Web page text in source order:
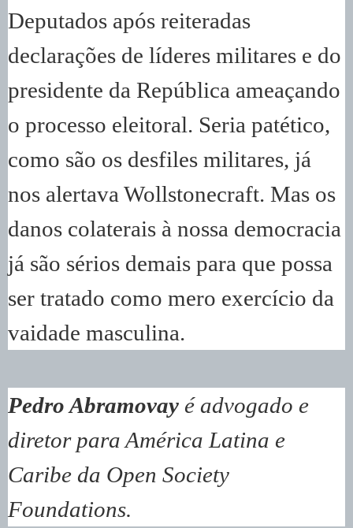
Deputados após reiteradas
declarações de líderes militares e do
presidente da República ameaçando
o processo eleitoral. Seria patético,
como são os desfiles militares, já
nos alertava Wollstonecraft. Mas os
danos colaterais à nossa democracia
já são sérios demais para que possa
ser tratado como mero exercício da
vaidade masculina.
Pedro Abramovay é advogado e
diretor para América Latina e
Caribe da Open Society
Foundations.